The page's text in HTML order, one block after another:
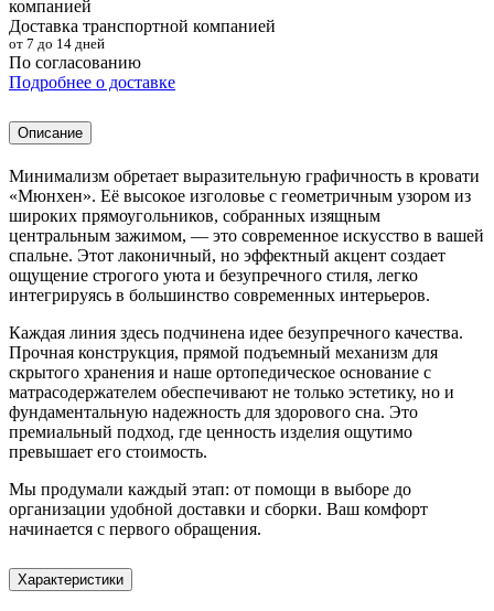
Доставка транспортной компанией
от 7 до 14 дней
По согласованию
Подробнее о доставке
Описание
Минимализм обретает выразительную графичность в кровати
«Мюнхен». Её высокое изголовье с геометричным узором из
широких прямоугольников, собранных изящным
центральным зажимом, — это современное искусство в вашей
спальне. Этот лаконичный, но эффектный акцент создает
ощущение строгого уюта и безупречного стиля, легко
интегрируясь в большинство современных интерьеров.
Каждая линия здесь подчинена идее безупречного качества.
Прочная конструкция, прямой подъемный механизм для
скрытого хранения и наше ортопедическое основание с
матрасодержателем обеспечивают не только эстетику, но и
фундаментальную надежность для здорового сна. Это
премиальный подход, где ценность изделия ощутимо
превышает его стоимость.
Мы продумали каждый этап: от помощи в выборе до
организации удобной доставки и сборки. Ваш комфорт
начинается с первого обращения.
Характеристики